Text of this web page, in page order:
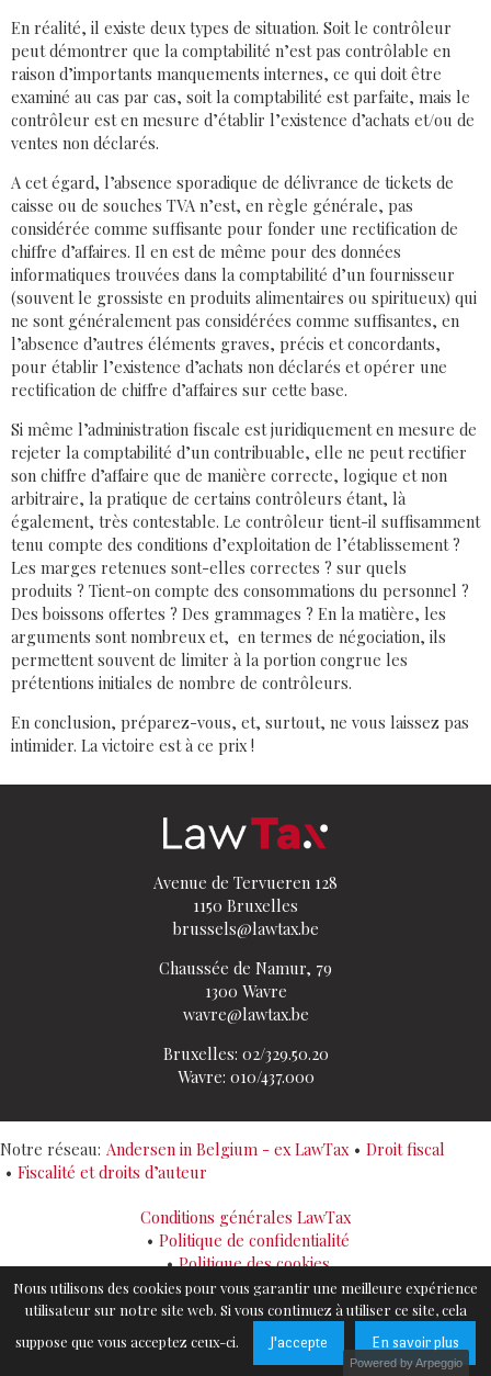
En réalité, il existe deux types de situation. Soit le contrôleur
peut démontrer que la comptabilité n’est pas contrôlable en
raison d’importants manquements internes, ce qui doit être
examiné au cas par cas, soit la comptabilité est parfaite, mais le
contrôleur est en mesure d’établir l’existence d’achats et/ou de
ventes non déclarés.
A cet égard, l’absence sporadique de délivrance de tickets de
caisse ou de souches TVA n’est, en règle générale, pas
considérée comme suffisante pour fonder une rectification de
chiffre d’affaires. Il en est de même pour des données
informatiques trouvées dans la comptabilité d’un fournisseur
(souvent le grossiste en produits alimentaires ou spiritueux) qui
ne sont généralement pas considérées comme suffisantes, en
l’absence d’autres éléments graves, précis et concordants,
pour établir l’existence d’achats non déclarés et opérer une
rectification de chiffre d’affaires sur cette base.
Si même l’administration fiscale est juridiquement en mesure de
rejeter la comptabilité d’un contribuable, elle ne peut rectifier
son chiffre d’affaire que de manière correcte, logique et non
arbitraire, la pratique de certains contrôleurs étant, là
également, très contestable. Le contrôleur tient-il suffisamment
tenu compte des conditions d’exploitation de l’établissement ?
Les marges retenues sont-elles correctes ? sur quels
produits ? Tient-on compte des consommations du personnel ?
Des boissons offertes ? Des grammages ? En la matière, les
arguments sont nombreux et, en termes de négociation, ils
permettent souvent de limiter à la portion congrue les
prétentions initiales de nombre de contrôleurs.
En conclusion, préparez-vous, et, surtout, ne vous laissez pas
intimider. La victoire est à ce prix !
Avenue de Tervueren 128
1150 Bruxelles
brussels@lawtax.be
Chaussée de Namur, 79
1300 Wavre
wavre@lawtax.be
Bruxelles: 02/329.50.20
Wavre: 010/437.000
Notre réseau: Andersen in Belgium - ex LawTax
Droit fiscal
Fiscalité et droits d’auteur
Conditions générales LawTax
Politique de confidentialité
Politique des cookies
Sitemap
Powered by Arpeggio
Nous utilisons des cookies pour vous garantir une meilleure expérience
utilisateur sur notre site web. Si vous continuez à utiliser ce site, cela
suppose que vous acceptez ceux-ci.
J'accepte En savoir plus